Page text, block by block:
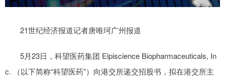
21世纪经济报道记者唐唯珂广州报道
5月23日，科望医药集团 Elpiscience Biopharmaceuticals, In
c. （以下简称“科望医药”）向港交所递交招股书，拟在港交所主